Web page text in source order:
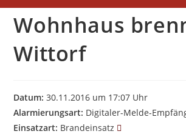
Wohnhaus
Wittorf
Datum: 30.11.2016 um 17:07 Uhr
Alarmierungsart: Digitaler-Melde-
Einsatzart: Brandeinsatz